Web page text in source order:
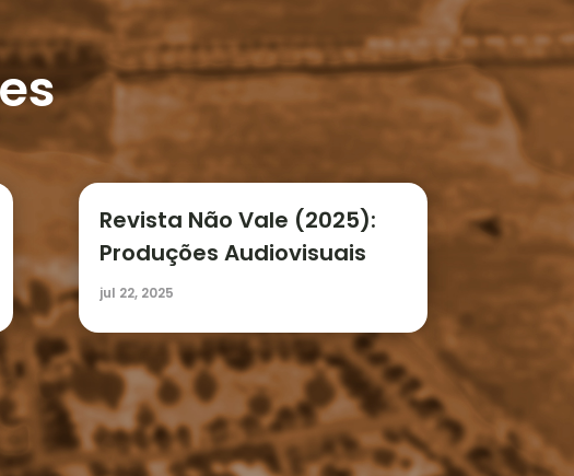
Revista Não Vale (2025):
Produções Audiovisuais
jul 22, 2025